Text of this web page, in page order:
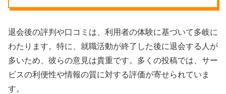
退会後の評判や口コミは、利用者の体験に基づいて多岐に
わたります。特に、就職活動が終了した後に退会する人が
多いため、彼らの意見は貴重です。多くの投稿では、サー
ビスの利便性や情報の質に対する評価が寄せられていま
す。